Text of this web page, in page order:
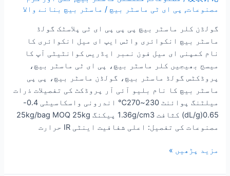
مصنوعات, پی ای ٹی ماسٹر بیچ / ماسٹر بیچ بنانے والا
گولڈن کلر ماسٹر بیچ پی پی پی ای ٹی پلاسٹک گولڈ
ماسٹر بیچ انکوائری واٹس ایپ ای میل انکوائری کا
نام کمپنی ای میل فون نمبر ایڈریس کوانٹیٹی آپ کا
میسج بھیجیں کلر ماسٹر بیچ، پی ای ٹی ماسٹر بیچ،
پروڈکٹس گولڈ ماسٹر بیچ، گولڈن ماسٹر بیچ، پی پی
ماسٹر بیچ کا نام بلیو آئی آر پروڈکٹ کی تفصیلات ذرات
میلٹنگ پوائنٹ 230~270℃ اندرونی واسکاسیٹی 0.4-
0.65(dL/g) کثافت 1.36g/cm3 پیکنگ 25kg/bag MOQ 25kg
مصنوعات کی تفصیل: اعلی شفافیت اینٹی IR حرارت
مزید پڑھیں »